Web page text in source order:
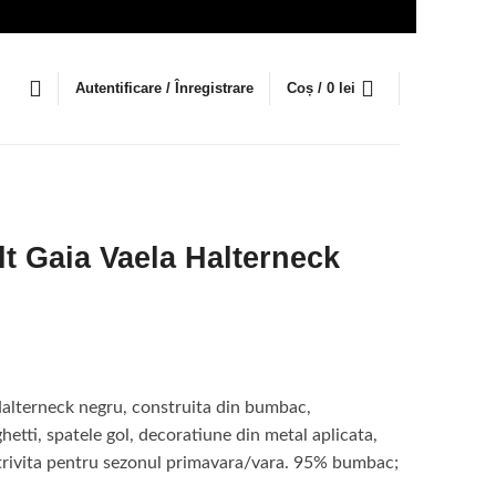
Autentificare / Înregistrare Coș / 0 lei
Gaia Vaela Halterneck
lei.
negru, construita din bumbac,
spatele gol, decoratiune din metal aplicata,
pentru sezonul primavara/vara. 95% bumbac;